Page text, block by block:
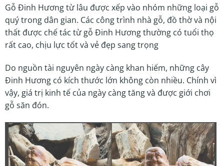
Gỗ Đinh Hương từ lâu được xếp vào nhóm những loại gỗ
quý trong dân gian. Các công trình nhà gỗ, đồ thờ và nội
thất được chế tác từ gỗ Đinh Hương thường có tuổi thọ
rất cao, chịu lực tốt và vẻ đẹp sang trọng
Do nguồn tài nguyên ngày càng khan hiếm, những cây
Đinh Hương có kích thước lớn không còn nhiều. Chính vì
vậy, giá trị kinh tế của ngày càng tăng và được giới chơi
gỗ săn đón.